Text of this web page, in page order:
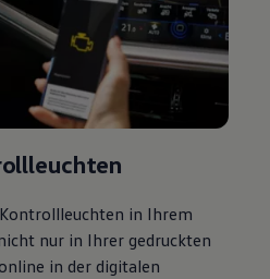
in Ihrem
nur in Ihrer gedruckten
in der digitalen